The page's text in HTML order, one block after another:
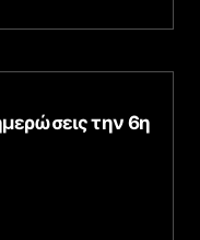
την 6η